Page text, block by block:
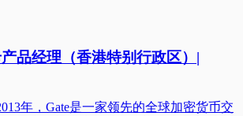
品经理（香港特别行政区）|
年，Gate是一家领先的全球加密货币交